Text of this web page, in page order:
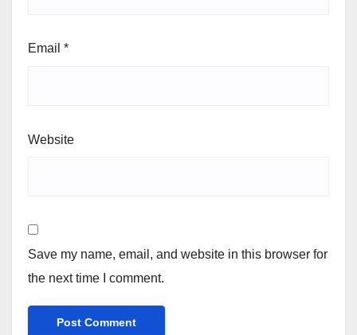
Email *
Website
Save my name, email, and website in this browser for
the next time I comment.